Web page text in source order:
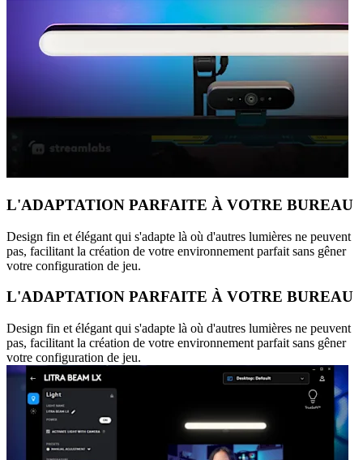
L'ADAPTATION PARFAITE À VOTRE BUREAU
Design fin et élégant qui s'adapte là où d'autres lumières ne peuvent
pas, facilitant la création de votre environnement parfait sans gêner
votre configuration de jeu.
L'ADAPTATION PARFAITE À VOTRE BUREAU
Design fin et élégant qui s'adapte là où d'autres lumières ne peuvent
pas, facilitant la création de votre environnement parfait sans gêner
votre configuration de jeu.